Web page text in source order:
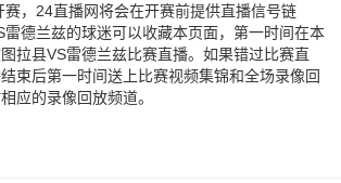
赛，24直播网将会在开赛前提供直播信号链
德兰兹的球迷可以收藏本页面，第一时间在本
拉县VS雷德兰兹比赛直播。如果错过比赛直
束后第一时间送上比赛视频集锦和全场录像回
应的录像回放频道。